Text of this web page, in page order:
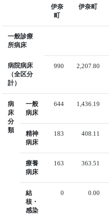
伊奈
町
伊奈町
一般診療
所病床
病院病床
（全区分
計）
990 2,207.80
病
床
分
類
一般
病床
644 1,436.19
精神
病床
183 408.11
療養
病床
163 363.51
結
核・
感染
0 0.00